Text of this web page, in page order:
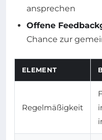
ansprechen
Offene
Chance zur
ELEMENT
Regelmäßigkeit